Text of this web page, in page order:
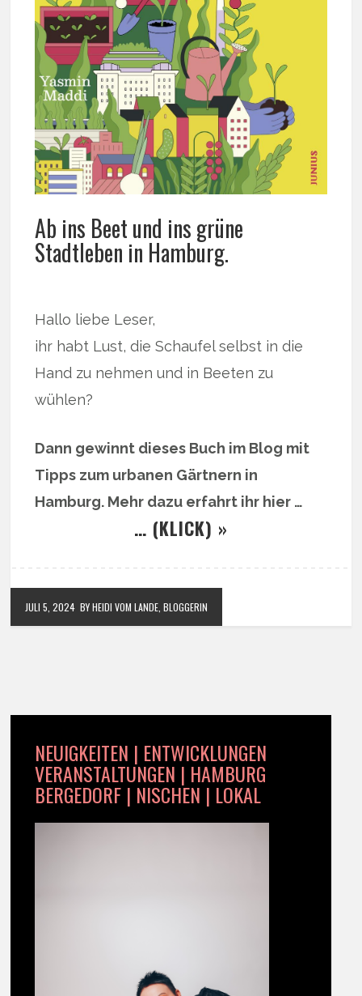
Ab ins Beet und ins grüne
Stadtleben in Hamburg.
Hallo liebe Leser,
ihr habt Lust, die Schaufel selbst in die
Hand zu nehmen und in Beeten zu
wühlen?
Dann gewinnt dieses Buch im Blog mit
Tipps zum urbanen Gärtnern in
Hamburg. Mehr dazu erfahrt ihr hier …
… (KLICK) »
JULI 5, 2024 BY HEIDI VOM LANDE, BLOGGERIN
NEUIGKEITEN | ENTWICKLUNGEN
VERANSTALTUNGEN | HAMBURG
BERGEDORF | NISCHEN | LOKAL